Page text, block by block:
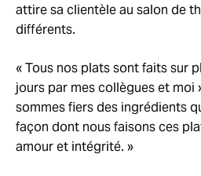
attire sa clientèle au salon de
différents.
« Tous nos plats sont faits sur
jours par mes collègues et moi
sommes fiers des ingrédients
façon dont nous faisons ces
amour et intégrité. »